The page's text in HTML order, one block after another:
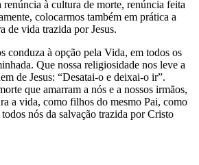
renúncia à cultura de morte, renúncia feita
colocarmos também em prática a
de vida trazida por Jesus.
conduza à opção pela Vida, em todos os
Que nossa religiosidade nos leve a
de Jesus: “Desatai-o e deixai-o ir”.
que amarram a nós e a nossos irmãos,
a vida, como filhos do mesmo Pai, como
nós da salvação trazida por Cristo